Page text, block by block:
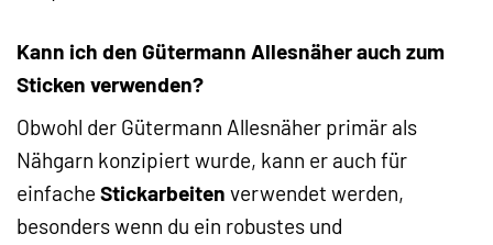
Kann ich den Gütermann Allesnäher auch zum
Sticken verwenden?
Obwohl der Gütermann Allesnäher primär als
Nähgarn konzipiert wurde, kann er auch für
einfache Stickarbeiten verwendet werden,
besonders wenn du ein robustes und